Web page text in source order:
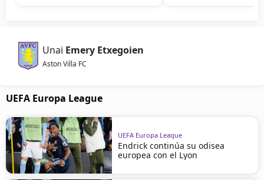
Unai Emery Etxegoien
Aston Villa FC
UEFA Europa League
UEFA Europa League
Endrick continúa su odisea
europea con el Lyon